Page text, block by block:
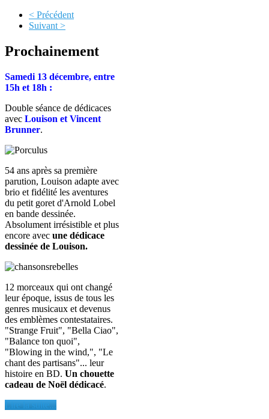
< Précédent
Suivant >
Prochainement
Samedi 13 décembre, entre
15h et 18h :
Double séance de dédicaces
avec Louison et Vincent
Brunner.
54 ans après sa première
parution, Louison adapte avec
brio et fidélité les aventures
du petit goret d'Arnold Lobel
en bande dessinée.
Absolument irrésistible et plus
encore avec une dédicace
dessinée de Louison.
12 morceaux qui ont changé
leur époque, issus de tous les
genres musicaux et devenus
des emblèmes contestataires.
"Strange Fruit", "Bella Ciao",
"Balance ton quoi",
"Blowing in the wind,", "Le
chant des partisans"... leur
histoire en BD. Un chouette
cadeau de Noël dédicacé.
Lire la suite...